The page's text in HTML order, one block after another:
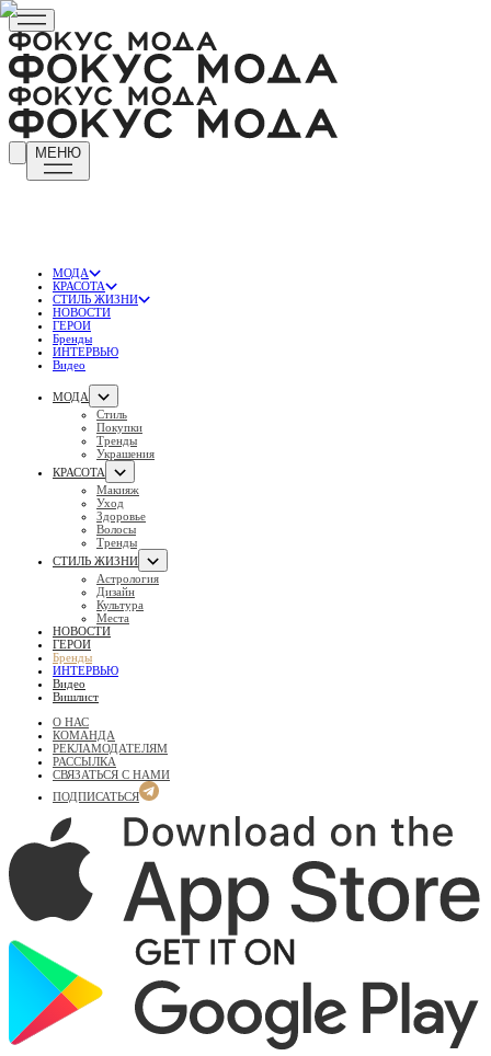
МЕНЮ
МОДА
КРАСОТА
СТИЛЬ ЖИЗНИ
НОВОСТИ
ГЕРОИ
Бренды
ИНТЕРВЬЮ
Видео
МОДА
Стиль
Покупки
Тренды
Украшения
КРАСОТА
Макияж
Уход
Здоровье
Волосы
Тренды
СТИЛЬ ЖИЗНИ
Астрология
Дизайн
Культура
Места
НОВОСТИ
ГЕРОИ
Бренды
ИНТЕРВЬЮ
Видео
Вишлист
О НАС
КОМАНДА
РЕКЛАМОДАТЕЛЯМ
РАССЫЛКА
СВЯЗАТЬСЯ С НАМИ
ПОДПИСАТЬСЯ